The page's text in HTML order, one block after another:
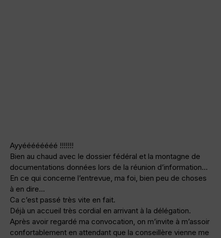
Ayyéééééééé !!!!!!!
Bien au chaud avec le dossier fédéral et la montagne de
documentations données lors de la réunion d’information…
En ce qui concerne l’entrevue, ma foi, bien peu de choses
à en dire…
Ca c’est passé très vite en fait.
Déjà un accueil très cordial en arrivant à la délégation.
Après avoir regardé ma convocation, on m’invite à m’assoir
confortablement en attendant que la conseillère vienne me